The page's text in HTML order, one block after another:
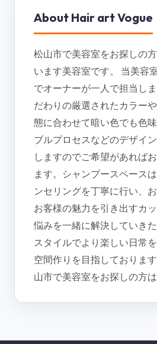
About Hair art Vogue
松山市で美容室をお探しの
います美容室です。 当美容
でオーナーが一人で担当し
だわりの厳選されたカラー
態に合わせて暗い色でも色
ブルプロセスなどのデザイ
しますのでご希望があれば
ます。シャンプースペース
ンセリングを丁寧に行い、
お客様の魅力を引き出すカ
悩みを一緒に解決していき
スタイルでより楽しい日常
空間作りを目指しておりま
山市で美容室をお探しの方